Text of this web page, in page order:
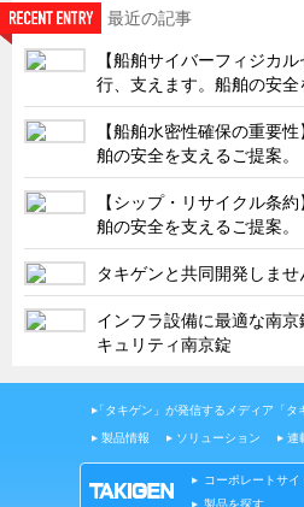
お知らせ
展示会情報／出展告知
展示会情報／報告レポート
工場見学
海外出張
社外セミナー
110周年企画
タキゲン売上ランキング
タキスポ
タキネタ
最近の記事
【船舶サイバーフィジカ
行、支えます。船舶の安全
【船舶水密性確保の重要
舶の安全を支えるご提案。
【シップ・リサイクル条
舶の安全を支えるご提案。
タキゲンと共同開発しませ
インフラ設備に最適な南
キュリティ南京錠
「タキゲン」が発信するメディア「タ
製品情報 ソリューション 連
コーポレートサイ
製品を探す